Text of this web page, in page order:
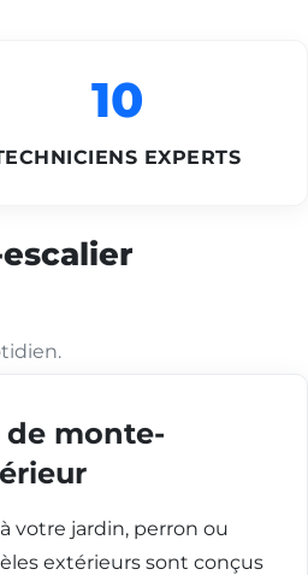
10
EXPERTS
monte-
votre jardin, perron ou
extérieurs sont conçus